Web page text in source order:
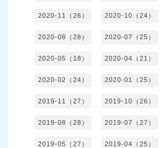
2020-11（26） 2020-10（24）
2020-08（28） 2020-07（25）
2020-05（18） 2020-04（21）
2020-02（24） 2020-01（25）
2019-11（27） 2019-10（26）
2019-08（28） 2019-07（27）
2019-05（27） 2019-04（25）